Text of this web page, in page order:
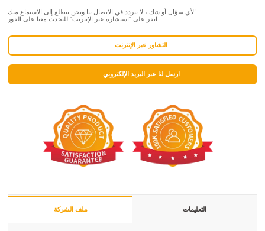
لأي سؤال أو شك ، لا تتردد في الاتصال بنا ونحن نتطلع إلى الاستماع منك!
التشاور عبر الإنترنت
ارسل لنا عبر البريد الإلكتروني
ملف الشركة التعليمات